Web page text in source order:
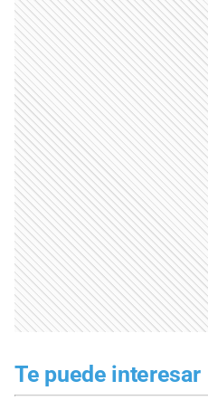
Te puede interesar